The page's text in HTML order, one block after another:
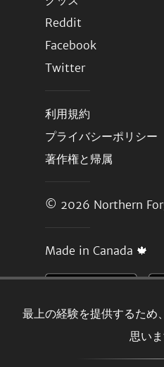
最上の経験を提供するため
思いま
Reddit
Facebook
Twitter
利用規約
プライバシーポリシー
著作権と帰属
© 2026 Northern
Made in Canada 🍁